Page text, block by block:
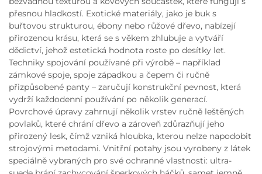
přesnou hladkostí. Exotické materiály, jako je buk s
buřtovou strukturou, ébony nebo růžové dřevo, nabízejí
přirozenou krásu, která se s věkem zhlubuje a vytváří
dědictví, jehož estetická hodnota roste po desítky let.
Techniky spojování používané při výrobě – například
zámkové spoje, spoje západkou a čepem či ručně
přizpůsobené panty – zaručují konstrukční pevnost, která
vydrží každodenní používání po několik generací.
Povrchové úpravy zahrnují několik vrstev ručně leštěných
povlaků, které chrání dřevo a zároveň zdůrazňují jeho
přirozený lesk, čímž vzniká hloubka, kterou nelze napodobit
strojovými metodami. Vnitřní potahy jsou vyrobeny z látek
speciálně vybraných pro své ochranné vlastnosti: ultra-